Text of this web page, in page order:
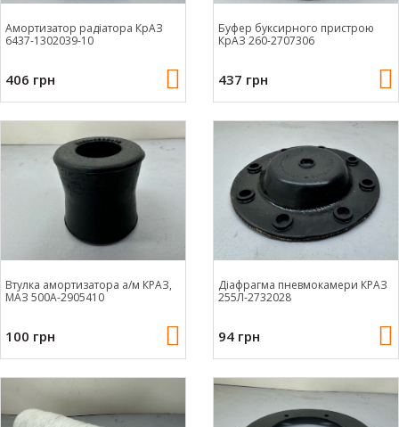
Амортизатор радіатора КрАЗ
6437-1302039-10
406 грн
Буфер буксирного пристрою
КрАЗ 260-2707306
437 грн
Втулка амортизатора а/м КРАЗ,
МАЗ 500А-2905410
100 грн
Діафрагма пневмокамери КРАЗ
255Л-2732028
94 грн